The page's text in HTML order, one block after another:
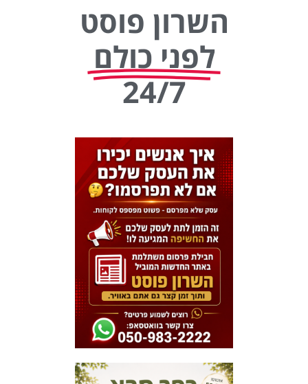
השרון פוסט
לפני כולם
24/7